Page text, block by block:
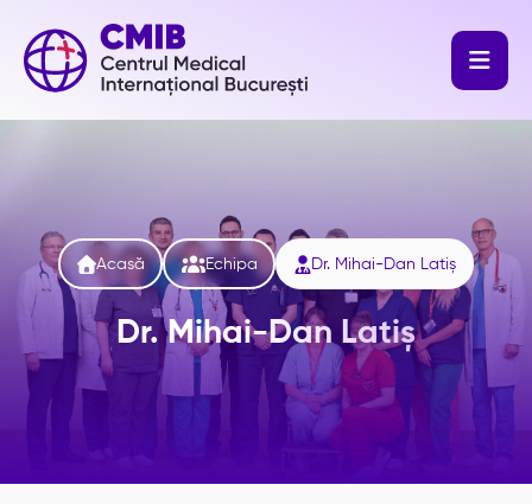

Acasă Echipa  Dr. Mihai-Dan Latiș
Dr. Mihai-Dan Latiș